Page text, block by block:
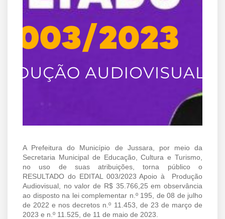
A Prefeitura do Município de Jussara, por meio da
Secretaria Municipal de Educação, Cultura e Turismo,
no uso de suas atribuições, torna público o
RESULTADO do EDITAL 003/2023 Apoio à Produção
Audiovisual, no valor de R$ 35.766,25 em observância
ao disposto na lei complementar n.º 195, de 08 de julho
de 2022 e nos decretos n.º 11.453, de 23 de março de
2023 e n.º 11.525, de 11 de maio de 2023.